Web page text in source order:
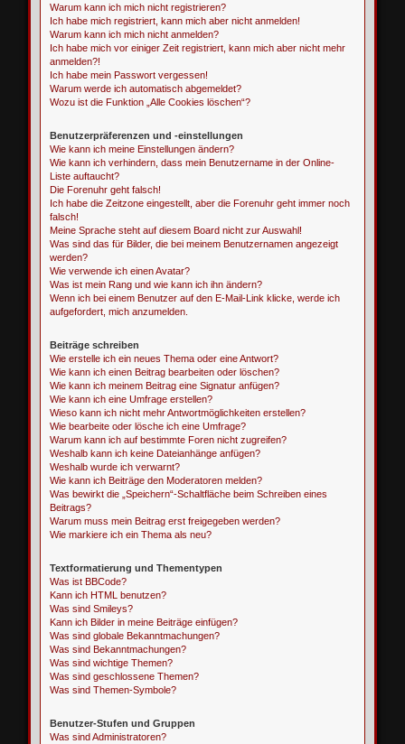
Warum kann ich mich nicht registrieren?
Ich habe mich registriert, kann mich aber nicht anmelden!
Warum kann ich mich nicht anmelden?
Ich habe mich vor einiger Zeit registriert, kann mich aber nicht mehr
anmelden?!
Ich habe mein Passwort vergessen!
Warum werde ich automatisch abgemeldet?
Wozu ist die Funktion „Alle Cookies löschen“?
Benutzerpräferenzen und -einstellungen
Wie kann ich meine Einstellungen ändern?
Wie kann ich verhindern, dass mein Benutzername in der Online-
Liste auftaucht?
Die Forenuhr geht falsch!
Ich habe die Zeitzone eingestellt, aber die Forenuhr geht immer noch
falsch!
Meine Sprache steht auf diesem Board nicht zur Auswahl!
Was sind das für Bilder, die bei meinem Benutzernamen angezeigt
werden?
Wie verwende ich einen Avatar?
Was ist mein Rang und wie kann ich ihn ändern?
Wenn ich bei einem Benutzer auf den E-Mail-Link klicke, werde ich
aufgefordert, mich anzumelden.
Beiträge schreiben
Wie erstelle ich ein neues Thema oder eine Antwort?
Wie kann ich einen Beitrag bearbeiten oder löschen?
Wie kann ich meinem Beitrag eine Signatur anfügen?
Wie kann ich eine Umfrage erstellen?
Wieso kann ich nicht mehr Antwortmöglichkeiten erstellen?
Wie bearbeite oder lösche ich eine Umfrage?
Warum kann ich auf bestimmte Foren nicht zugreifen?
Weshalb kann ich keine Dateianhänge anfügen?
Weshalb wurde ich verwarnt?
Wie kann ich Beiträge den Moderatoren melden?
Was bewirkt die „Speichern“-Schaltfläche beim Schreiben eines
Beitrags?
Warum muss mein Beitrag erst freigegeben werden?
Wie markiere ich ein Thema als neu?
Textformatierung und Thementypen
Was ist BBCode?
Kann ich HTML benutzen?
Was sind Smileys?
Kann ich Bilder in meine Beiträge einfügen?
Was sind globale Bekanntmachungen?
Was sind Bekanntmachungen?
Was sind wichtige Themen?
Was sind geschlossene Themen?
Was sind Themen-Symbole?
Benutzer-Stufen und Gruppen
Was sind Administratoren?